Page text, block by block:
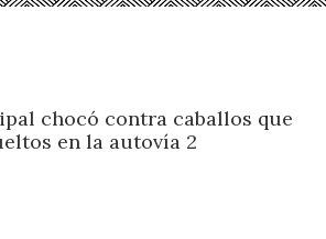
chocó contra caballos que
en la autovía 2